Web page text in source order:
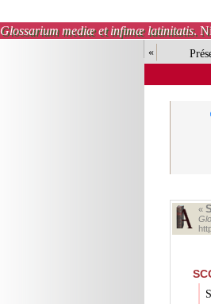
Glossarium mediæ et infimæ latinitatis.
«
«